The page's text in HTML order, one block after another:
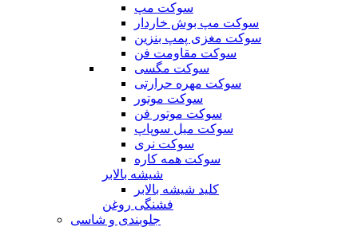
سوکت مپ
سوکت مپ بوش خاردار
سوکت مغزی پمپ بنزین
سوکت مقاومت فن
سوکت مگسی
سوکت مهره حرارتی
سوکت موتور
سوکت موتور فن
سوکت میل سوپاپ
سوکت نری
سوکت همه کاره
شیشه بالابر
کلید شیشه بالابر
فشنگی روغن
جلوبندی و شاسی